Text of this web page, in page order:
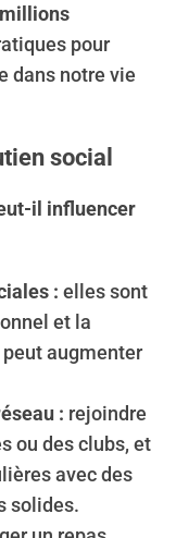
pour
dans notre vie
social
il influencer
: elles sont
et la
augmenter
: rejoindre
ou des clubs, et
avec des
solides.